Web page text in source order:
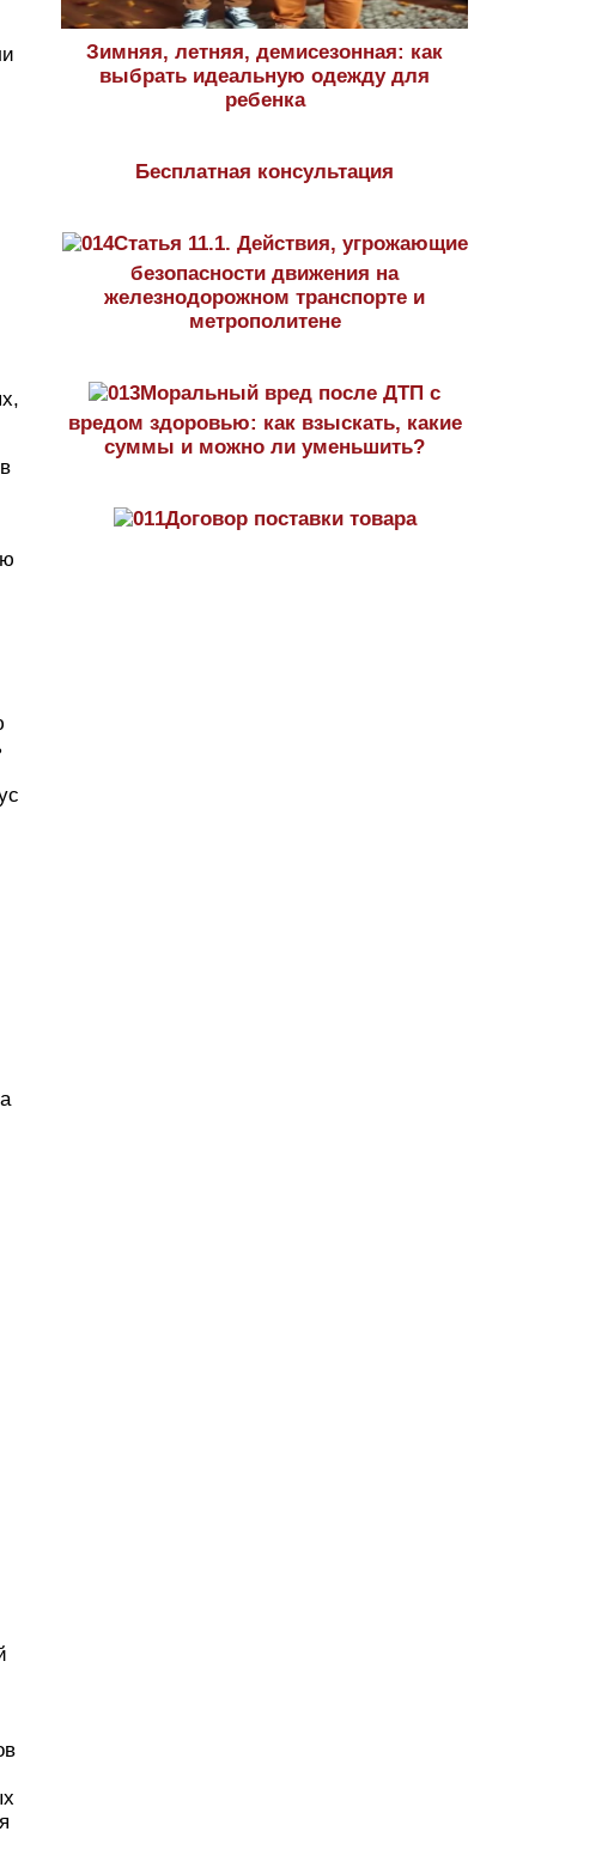
Зимняя, летняя, демисезонная: как
выбрать идеальную одежду для
ребенка
Бесплатная консультация
Статья 11.1. Действия, угрожающие
безопасности движения на
железнодорожном транспорте и
метрополитене
Моральный вред после ДТП с
вредом здоровью: как взыскать, какие
суммы и можно ли уменьшить?
Договор поставки товара